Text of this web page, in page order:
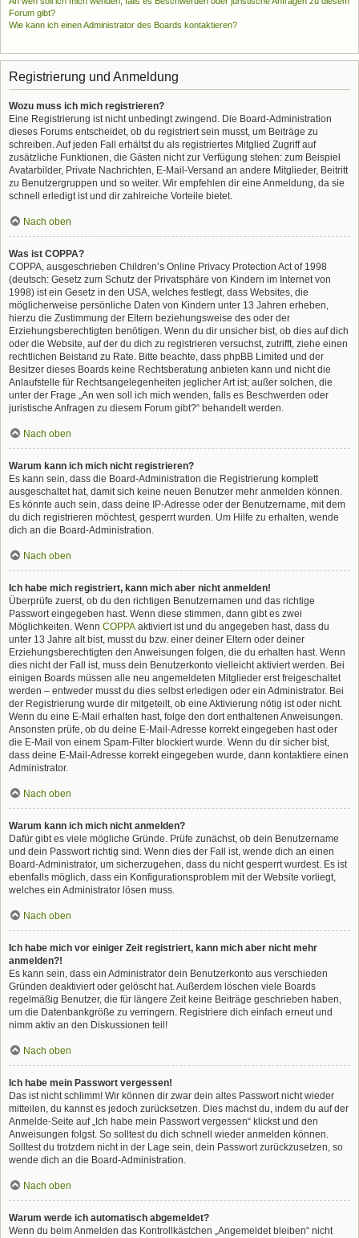
Forum gibt?
Wie kann ich einen Administrator des Boards kontaktieren?
Registrierung und Anmeldung
Wozu muss ich mich registrieren?
Eine Registrierung ist nicht unbedingt zwingend. Die Board-Administration
dieses Forums entscheidet, ob du registriert sein musst, um Beiträge zu
schreiben. Auf jeden Fall erhältst du als registriertes Mitglied Zugriff auf
zusätzliche Funktionen, die Gästen nicht zur Verfügung stehen: zum Beispiel
Avatarbilder, Private Nachrichten, E-Mail-Versand an andere Mitglieder, Beitritt
zu Benutzergruppen und so weiter. Wir empfehlen dir eine Anmeldung, da sie
schnell erledigt ist und dir zahlreiche Vorteile bietet.
Nach oben
Was ist COPPA?
COPPA, ausgeschrieben Children’s Online Privacy Protection Act of 1998
(deutsch: Gesetz zum Schutz der Privatsphäre von Kindern im Internet von
1998) ist ein Gesetz in den USA, welches festlegt, dass Websites, die
möglicherweise persönliche Daten von Kindern unter 13 Jahren erheben,
hierzu die Zustimmung der Eltern beziehungsweise des oder der
Erziehungsberechtigten benötigen. Wenn du dir unsicher bist, ob dies auf dich
oder die Website, auf der du dich zu registrieren versuchst, zutrifft, ziehe einen
rechtlichen Beistand zu Rate. Bitte beachte, dass phpBB Limited und der
Besitzer dieses Boards keine Rechtsberatung anbieten kann und nicht die
Anlaufstelle für Rechtsangelegenheiten jeglicher Art ist; außer solchen, die
unter der Frage „An wen soll ich mich wenden, falls es Beschwerden oder
juristische Anfragen zu diesem Forum gibt?“ behandelt werden.
Nach oben
Warum kann ich mich nicht registrieren?
Es kann sein, dass die Board-Administration die Registrierung komplett
ausgeschaltet hat, damit sich keine neuen Benutzer mehr anmelden können.
Es könnte auch sein, dass deine IP-Adresse oder der Benutzername, mit dem
du dich registrieren möchtest, gesperrt wurden. Um Hilfe zu erhalten, wende
dich an die Board-Administration.
Nach oben
Ich habe mich registriert, kann mich aber nicht anmelden!
Überprüfe zuerst, ob du den richtigen Benutzernamen und das richtige
Passwort eingegeben hast. Wenn diese stimmen, dann gibt es zwei
Möglichkeiten. Wenn COPPA aktiviert ist und du angegeben hast, dass du
unter 13 Jahre alt bist, musst du bzw. einer deiner Eltern oder deiner
Erziehungsberechtigten den Anweisungen folgen, die du erhalten hast. Wenn
dies nicht der Fall ist, muss dein Benutzerkonto vielleicht aktiviert werden. Bei
einigen Boards müssen alle neu angemeldeten Mitglieder erst freigeschaltet
werden – entweder musst du dies selbst erledigen oder ein Administrator. Bei
der Registrierung wurde dir mitgeteilt, ob eine Aktivierung nötig ist oder nicht.
Wenn du eine E-Mail erhalten hast, folge den dort enthaltenen Anweisungen.
Ansonsten prüfe, ob du deine E-Mail-Adresse korrekt eingegeben hast oder
die E-Mail von einem Spam-Filter blockiert wurde. Wenn du dir sicher bist,
dass deine E-Mail-Adresse korrekt eingegeben wurde, dann kontaktiere einen
Administrator.
Nach oben
Warum kann ich mich nicht anmelden?
Dafür gibt es viele mögliche Gründe. Prüfe zunächst, ob dein Benutzername
und dein Passwort richtig sind. Wenn dies der Fall ist, wende dich an einen
Board-Administrator, um sicherzugehen, dass du nicht gesperrt wurdest. Es ist
ebenfalls möglich, dass ein Konfigurationsproblem mit der Website vorliegt,
welches ein Administrator lösen muss.
Nach oben
Ich habe mich vor einiger Zeit registriert, kann mich aber nicht mehr
anmelden?!
Es kann sein, dass ein Administrator dein Benutzerkonto aus verschieden
Gründen deaktiviert oder gelöscht hat. Außerdem löschen viele Boards
regelmäßig Benutzer, die für längere Zeit keine Beiträge geschrieben haben,
um die Datenbankgröße zu verringern. Registriere dich einfach erneut und
nimm aktiv an den Diskussionen teil!
Nach oben
Ich habe mein Passwort vergessen!
Das ist nicht schlimm! Wir können dir zwar dein altes Passwort nicht wieder
mitteilen, du kannst es jedoch zurücksetzen. Dies machst du, indem du auf der
Anmelde-Seite auf „Ich habe mein Passwort vergessen“ klickst und den
Anweisungen folgst. So solltest du dich schnell wieder anmelden können.
Solltest du trotzdem nicht in der Lage sein, dein Passwort zurückzusetzen, so
wende dich an die Board-Administration.
Nach oben
Warum werde ich automatisch abgemeldet?
Wenn du beim Anmelden das Kontrollkästchen „Angemeldet bleiben“ nicht